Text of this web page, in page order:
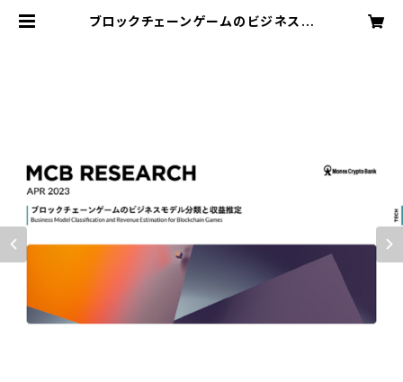
ブロックチェーンゲームのビジネスモ